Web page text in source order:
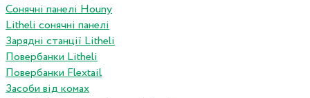
Сонячні панелі Houny
Litheli сонячні панелі
Зарядні станції Litheli
Повербанки Litheli
Повербанки Flextail
Засоби від комах